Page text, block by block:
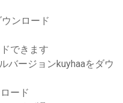
ンロード
できます
バージョンkuyhaaをダウ
ード